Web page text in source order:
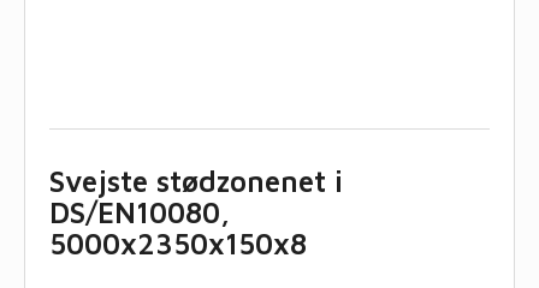
Svejste stødzonenet i
DS/EN10080,
5000x2350x150x8